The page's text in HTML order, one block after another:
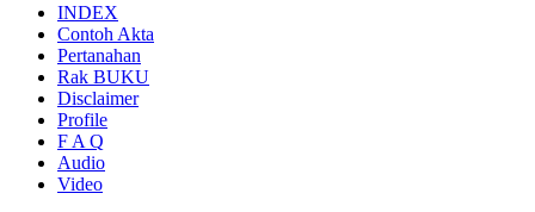
INDEX
Contoh Akta
Pertanahan
Rak BUKU
Disclaimer
Profile
F A Q
Audio
Video